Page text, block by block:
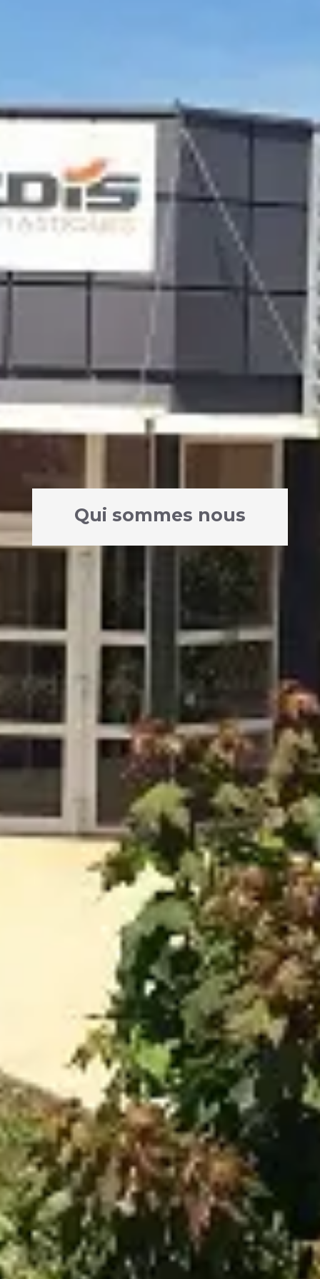
Qui sommes nous